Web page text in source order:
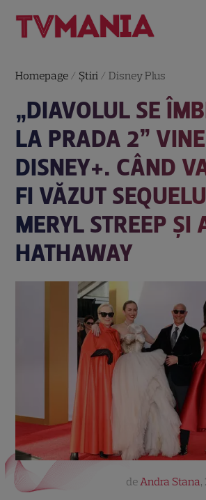
Homepage / Știri /Disney Plus
„DIAVOLUL SE
LA PRADA 2”
DISNEY+. CÂND
FI VĂZUT
MERYL STREEP ȘI
HATHAWAY
deAndra Stana,